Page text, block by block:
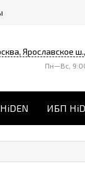
Ярославское
Пн—Вс,
ИБП